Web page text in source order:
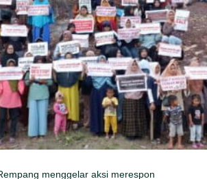
menggelar aksi merespon